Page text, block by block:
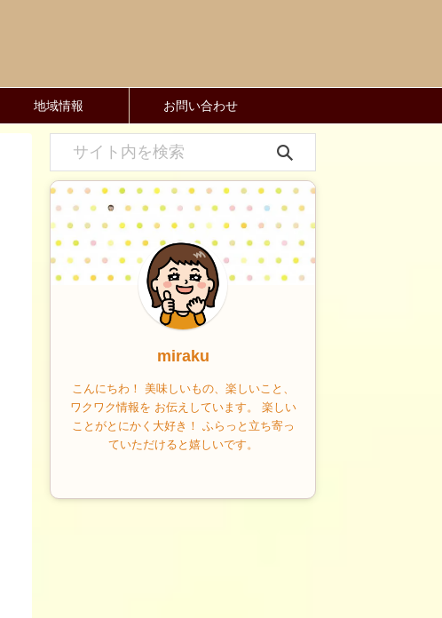
地域情報 お問い合わせ
miraku
こんにちわ！ 美味しいもの、楽しいこと、
ワクワク情報を お伝えしています。 楽しい
ことがとにかく大好き！ ふらっと立ち寄っ
ていただけると嬉しいです。